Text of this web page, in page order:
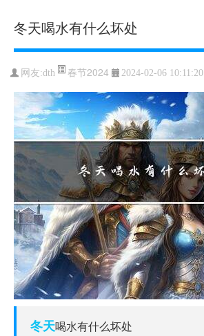
冬天喝水有什么坏处
网友:dth 春节2024 2024-02-06 10:11:20
冬天喝水有什么坏处